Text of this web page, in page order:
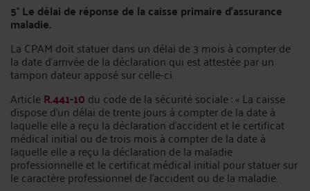
5° Le délai de réponse de la caisse primaire d’assurance
maladie.
La CPAM doit statuer dans un délai de 3 mois à compter de
la date d’arrivée de la déclaration qui est attestée par un
tampon dateur apposé sur celle-ci.
ArticleR.441-10 du code de la sécurité sociale : « La caisse
dispose d'un délai de trente jours à compter de la date à
laquelle elle a reçu la déclaration d'accident et le certificat
médical initial ou de trois mois à compter de la date à
laquelle elle a reçu la déclaration de la maladie
professionnelle et le certificat médical initial pour statuer sur
le caractère professionnel de l'accident ou de la maladie.